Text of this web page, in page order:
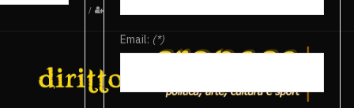
/
Email: (*)